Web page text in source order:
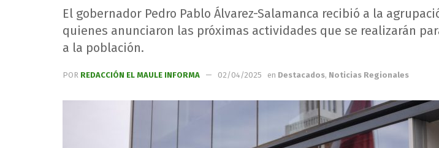
El gobernador Pedro Pablo Álvarez-Salamanca recibió a la
quienes anunciaron las próximas actividades que se realizarán
a la población.
POR REDACCIÓN EL MAULE INFORMA 02/04/2025 en Destacados, Noticias Regionales